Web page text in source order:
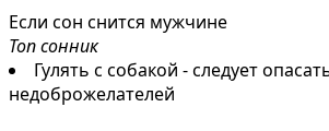
Если сон снится мужчине
Топ сонник
Гулять с собакой - следует
недоброжелателей